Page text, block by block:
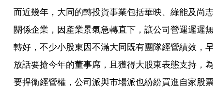
而近幾年，大同的轉投資事業包括華映、綠能及尚志
關係企業，因產業景氣急轉直下，讓公司營運遲遲無
轉好，不少小股東因不滿大同既有團隊經營績效，早
放話要搶今年的董事席，且獲得大股東表態支持，為
要捍衛經營權，公司派與市場派也紛紛買進自家股票